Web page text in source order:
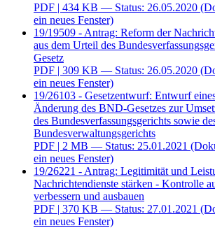
PDF | 434 KB — Status: 26.05.2020
ein neues Fenster)
19/19509 - Antrag: Reform der
aus dem Urteil des
Gesetz
PDF | 309 KB — Status: 26.05.2020
ein neues Fenster)
19/26103 - Gesetzentwurf: Entwurf
Änderung des BND-Gesetzes zur
des Bundesverfassungsgerichts sowie
Bundesverwaltungsgerichts
PDF | 2 MB — Status: 25.01.2021
ein neues Fenster)
19/26221 - Antrag: Legitimität und
Nachrichtendienste stärken - Kontrolle
verbessern und ausbauen
PDF | 370 KB — Status: 27.01.2021
ein neues Fenster)